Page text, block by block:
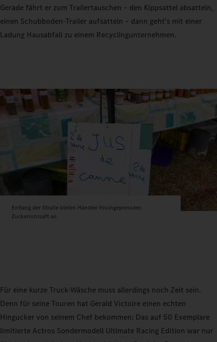
Gerade fährt er zum Trailertauschen – den Kippsattel absatteln,
einen Schubboden-Trailer aufsatteln – dann geht’s mit einer
Ladung Hausabfall zu einem Recyclingunternehmen.
Entlang der Straße bieten Händler frischgepressten
Zuckerrohrsaft an.
Für eine kurze Truck-Wäsche muss allerdings noch Zeit sein.
Denn für seine Touren hat Gerald Victoire einen echten
Hingucker von seinem Chef bekommen: Das auf 50 Exemplare
limitierte Actros Sondermodell Ultimate Racing Edition war nur